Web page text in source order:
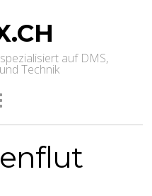
auf DMS,
Technik